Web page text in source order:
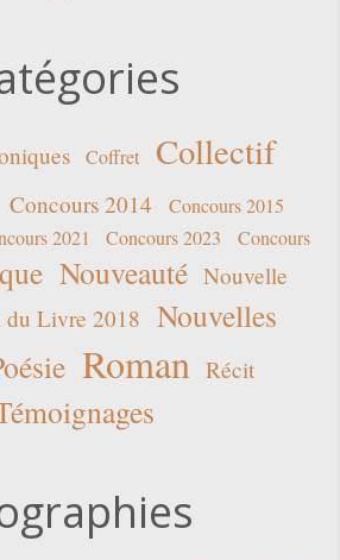
Coffret
Collectif
Concours 2014
Concours 2015
2021 Concours 2023
Concours
Nouveauté Nouvelle
du Livre 2018 Nouvelles
Roman Récit